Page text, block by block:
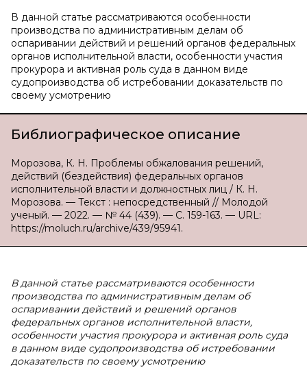
В данной статье рассматриваются особенности
производства по административным делам об
оспаривании действий и решений органов федеральных
органов исполнительной власти, особенности участия
прокурора и активная роль суда в данном виде
судопроизводства об истребовании доказательств по
своему усмотрению
Библиографическое описание
Морозова, К. Н. Проблемы обжалования решений,
действий (бездействия) федеральных органов
исполнительной власти и должностных лиц / К. Н.
Морозова. — Текст : непосредственный // Молодой
ученый. — 2022. — № 44 (439). — С. 159-163. — URL:
https://moluch.ru/archive/439/95941.
В данной статье рассматриваются особенности
производства по административным делам об
оспаривании действий и решений органов
федеральных органов исполнительной власти,
особенности участия прокурора и активная роль суда
в данном виде судопроизводства об истребовании
доказательств по своему усмотрению